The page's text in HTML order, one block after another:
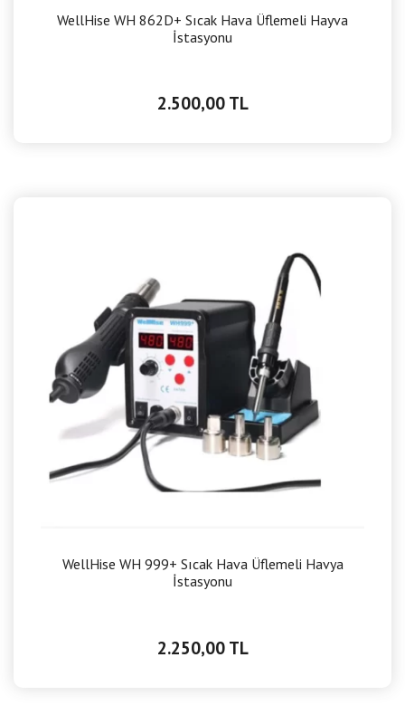
WellHise WH 862D+ Sıcak Hava Üflemeli Hayva
İstasyonu
2.500,00 TL
WellHise WH 999+ Sıcak Hava Üflemeli Havya
İstasyonu
2.250,00 TL